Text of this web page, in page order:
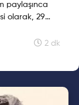
paylaşınca
olarak, 29
ilklerin
2 dk